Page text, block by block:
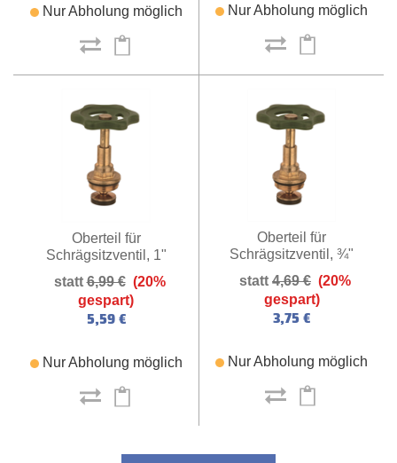
Nur Abholung möglich Nur Abholung möglich
Oberteil für
Schrägsitzventil, 1"
6,99 € (20%
gespart)
5,59 €
Nur Abholung möglich
Oberteil für
Schrägsitzventil, ¾"
4,69 € (20%
gespart)
3,75 €
Nur Abholung möglich